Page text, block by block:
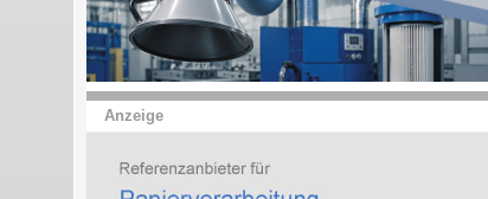
Anzeige